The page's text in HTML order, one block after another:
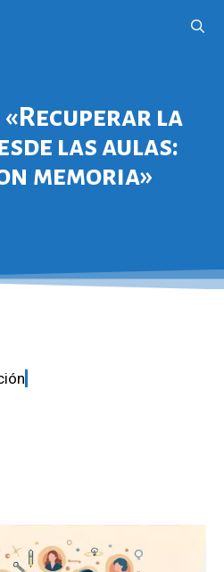
la
las aulas:
memoria»